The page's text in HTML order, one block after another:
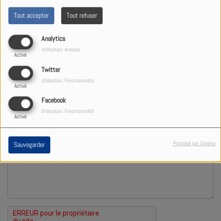
Tout accepter Tout refuser
Analytics
Activé
Utilisation: Analyse
Twitter
Activé
Utilisation: Fonctionnalité
Facebook
Activé
Utilisation: Fonctionnalité
Sauvegarder Propulsé par Orejime
Téléphone
Sujet*
Message*